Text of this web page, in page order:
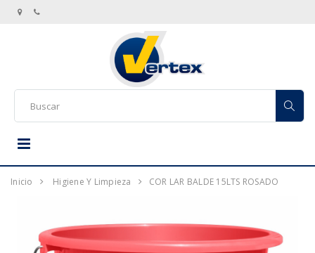
Inicio Higiene Y Limpieza COR LAR BALDE 15LTS ROSADO